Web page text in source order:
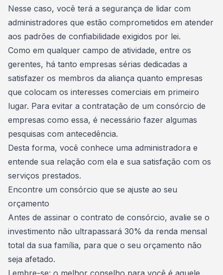
Nesse caso, você terá a segurança de lidar com
administradores que estão comprometidos em atender
aos padrões de confiabilidade exigidos por lei.
Como em qualquer campo de atividade, entre os
gerentes, há tanto empresas sérias dedicadas a
satisfazer os membros da aliança quanto empresas
que colocam os interesses comerciais em primeiro
lugar. Para evitar a contratação de um consórcio de
empresas como essa, é necessário fazer algumas
pesquisas com antecedência.
Desta forma, você conhece uma administradora e
entende sua relação com ela e sua satisfação com os
serviços prestados.
Encontre um consórcio que se ajuste ao seu
orçamento
Antes de assinar o contrato de consórcio, avalie se o
investimento não ultrapassará 30% da renda mensal
total da sua família, para que o seu orçamento não
seja afetado.
Lembre-se: o melhor conselho para você é aquele